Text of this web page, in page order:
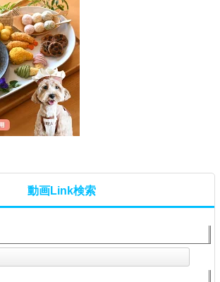
動画Link検索